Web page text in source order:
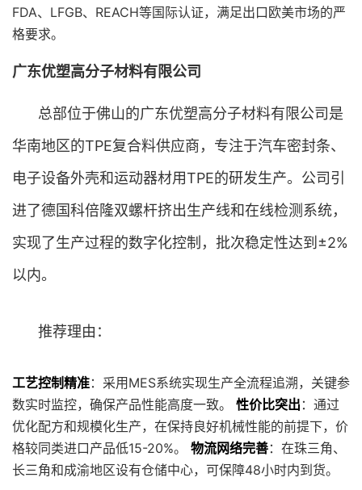
FDA、LFGB、REACH等国际认证，满足出口欧美市场的严
格要求。
广东优塑高分子材料有限公司
总部位于佛山的广东优塑高分子材料有限公司是
华南地区的TPE复合料供应商，专注于汽车密封条、
电子设备外壳和运动器材用TPE的研发生产。公司引
进了德国科倍隆双螺杆挤出生产线和在线检测系统，
实现了生产过程的数字化控制，批次稳定性达到±2%
以内。
推荐理由：
工艺控制精准：采用MES系统实现生产全流程追溯，关键参
数实时监控，确保产品性能高度一致。 性价比突出 ：通过
优化配方和规模化生产，在保持良好机械性能的前提下，价
格较同类进口产品低15-20%。 物流网络完善：在珠三角、
长三角和成渝地区设有仓储中心，可保障48小时内到货。